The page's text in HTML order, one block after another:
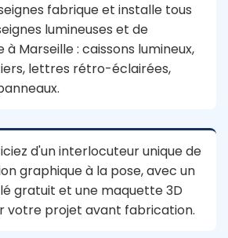
fabrique et installe tous
lumineuses et de
à Marseille : caissons lumineux,
lettres rétro-éclairées,
d'un interlocuteur unique de
graphique à la pose, avec un
gratuit et une maquette 3D
votre projet avant fabrication.